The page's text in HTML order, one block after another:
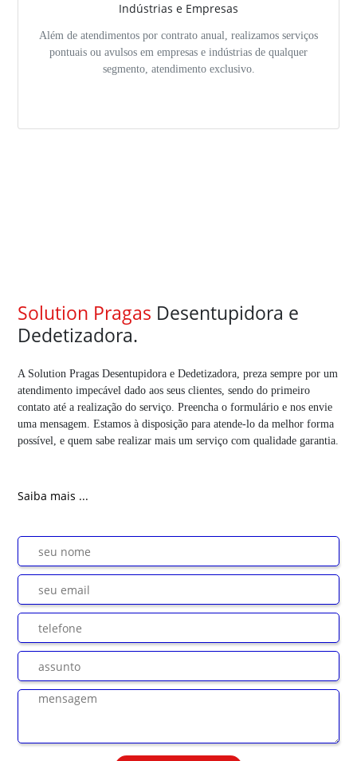
Indústrias e Empresas
Além de atendimentos por contrato anual, realizamos serviços
pontuais ou avulsos em empresas e indústrias de qualquer
segmento, atendimento exclusivo.
Solution Pragas Desentupidora e
Dedetizadora.
A Solution Pragas Desentupidora e Dedetizadora, preza sempre por um
atendimento impecável dado aos seus clientes, sendo do primeiro
contato até a realização do serviço. Preencha o formulário e nos envie
uma mensagem. Estamos à disposição para atende-lo da melhor forma
possível, e quem sabe realizar mais um serviço com qualidade garantia.
Saiba mais ...